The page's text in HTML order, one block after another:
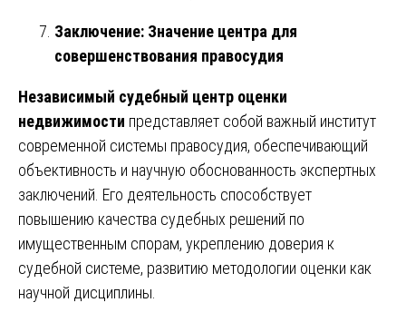
Заключение: Значение центра для
совершенствования правосудия
Независимый судебный центр оценки
недвижимости представляет собой важный институт
современной системы правосудия, обеспечивающий
объективность и научную обоснованность экспертных
заключений. Его деятельность способствует
повышению качества судебных решений по
имущественным спорам, укреплению доверия к
судебной системе, развитию методологии оценки как
научной дисциплины.